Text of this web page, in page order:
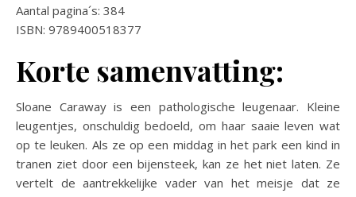
Aantal pagina´s: 384
ISBN: 9789400518377
Korte samenvatting:
Sloane Caraway is een pathologische leugenaar. Kleine
leugentjes, onschuldig bedoeld, om haar saaie leven wat
op te leuken. Als ze op een middag in het park een kind in
tranen ziet door een bijensteek, kan ze het niet laten. Ze
vertelt de aantrekkelijke vader van het meisje dat ze